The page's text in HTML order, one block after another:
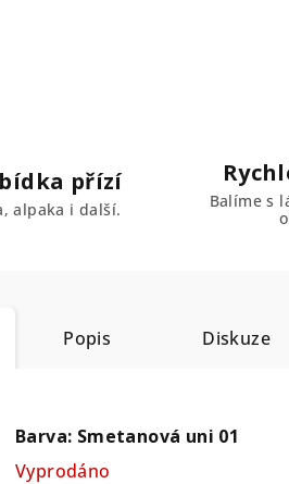
přízí
alpaka i další.
Balíme s
Popis Diskuze
Barva: Smetanová uni 01
Vyprodáno